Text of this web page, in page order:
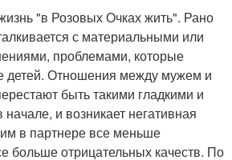
"в Розовых Очках жить". Рано
с материальными или
проблемами, которые
детей. Отношения между мужем и
быть такими гладкими и
и возникает негативная
в партнере все меньше
больше отрицательных качеств. По